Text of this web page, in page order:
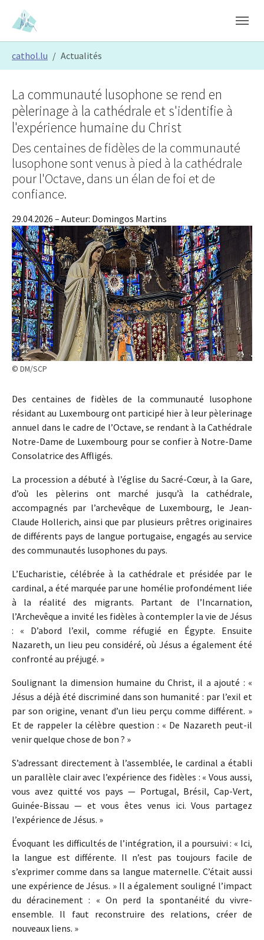
Skip to main content
Skip to page footer
cathol.lu Actualités
© DM/SCP
La communauté lusophone se rend en
pèlerinage à la cathédrale et s'identifie à
l'expérience humaine du Christ
Des centaines de fidèles de la communauté
lusophone sont venus à pied à la cathédrale
pour l'Octave, dans un élan de foi et de
confiance.
29.04.2026 – Auteur: Domingos Martins
Des centaines de fidèles de la communauté lusophone
résidant au Luxembourg ont participé hier à leur pèlerinage
annuel dans le cadre de l’Octave, se rendant à la Cathédrale
Notre-Dame de Luxembourg pour se confier à Notre-Dame
Consolatrice des Affligés.
La procession a débuté à l’église du Sacré-Cœur, à la Gare,
d’où les pèlerins ont marché jusqu’à la cathédrale,
accompagnés par l’archevêque de Luxembourg, le Jean-
Claude Hollerich, ainsi que par plusieurs prêtres originaires
de différents pays de langue portugaise, engagés au service
des communautés lusophones du pays.
L’Eucharistie, célébrée à la cathédrale et présidée par le
cardinal, a été marquée par une homélie profondément liée
à la réalité des migrants. Partant de l’Incarnation,
l’Archevêque a invité les fidèles à contempler la vie de Jésus
: « D’abord l’exil, comme réfugié en Égypte. Ensuite
Nazareth, un lieu peu considéré, où Jésus a également été
confronté au préjugé. »
Soulignant la dimension humaine du Christ, il a ajouté : «
Jésus a déjà été discriminé dans son humanité : par l’exil et
par son origine, venant d’un lieu perçu comme différent. »
Et de rappeler la célèbre question : « De Nazareth peut-il
venir quelque chose de bon ? »
S’adressant directement à l’assemblée, le cardinal a établi
un parallèle clair avec l’expérience des fidèles : « Vous aussi,
vous avez quitté vos pays — Portugal, Brésil, Cap-Vert,
Guinée-Bissau — et vous êtes venus ici. Vous partagez
l’expérience de Jésus. »
Évoquant les difficultés de l’intégration, il a poursuivi : « Ici,
la langue est différente. Il n’est pas toujours facile de
s’exprimer comme dans sa langue maternelle. C’était aussi
une expérience de Jésus. » Il a également souligné l’impact
du déracinement : « On perd la spontanéité du vivre-
ensemble. Il faut reconstruire des relations, créer de
nouveaux liens. »